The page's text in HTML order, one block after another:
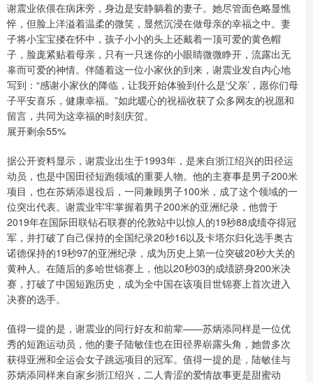
谢震业依偎在病床旁，身边是安静躺着的妻子。她尽管面色略显憔
悴，但脸上洋溢着温柔的微笑，显然沉浸在做母亲的幸福之中。妻
子将小宝宝搂在怀中，孩子小小的头上还戴着一顶可爱的黄色帽
子，脸庞紧贴着母亲，只有一只迷你的小眼睛微微睁开，流露出无
辜而可爱的神情。伴随着这一位小家伙的到来，谢震业发自内心地
写到：“感谢小家伙的降临，让我开始体验到什么是‘父亲’，愿你们母
子平安喜乐，健康幸福。”如此暖心的祝福收获了众多网友的祝愿和
留言，共同为这幸福的时刻庆贺。
展开剩余55%
据公开资料显示，谢震业出生于1993年，是来自浙江绍兴的田径运
动员，也是中国田径短跑领域的重要人物。他的主赛事是男子200米
项目，也在苏炳添退役后，一同兼顾男子100米，成了这个领域的一
位突出代表。谢震业牢牢掌握着男子200米的亚洲纪录，他曾于
2019年在国际田联钻石联赛的伦敦站中以惊人的19秒88成绩夺得冠
军，并打破了自己保持的全国纪录20秒16以及卡塔尔归化选手奥古
诺德保持的19秒97的亚洲纪录，成为历史上第一位突破20秒大关的
黄种人。在随后的多哈世锦赛上，他以20秒03的成绩跻身200米决
赛，打破了中国短跑历史，成为全中国在该项目世锦赛上首次进入
决赛的选手。
值得一提的是，谢震业的同行好友和前辈——苏炳添同样是一位优
秀的短跑运动员，他的妻子陆敏佳也在田径界崭露头角，她曾多次
获得亚洲和全运会女子跳远项目的冠军。值得一提的是，陆敏佳与
苏炳添同样来自家乡浙江绍兴，二人青涩的爱情故事更是甜蜜动